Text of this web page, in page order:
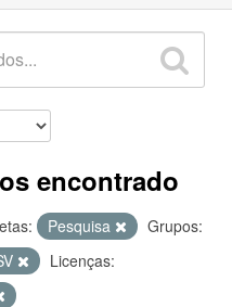
encontrado
Pesquisa
Grupos:
Licenças: